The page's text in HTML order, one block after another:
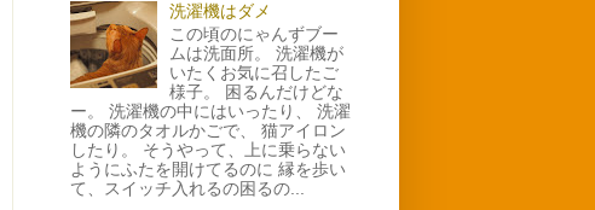
洗濯機はダメ
この頃のにゃんずブー
ムは洗面所。 洗濯機が
いたくお気に召したご
様子。 困るんだけどな
ー。 洗濯機の中にはいったり、 洗濯
機の隣のタオルかごで、 猫アイロン
したり。 そうやって、上に乗らない
ようにふたを開けてるのに 縁を歩い
て、スイッチ入れるの困るの...